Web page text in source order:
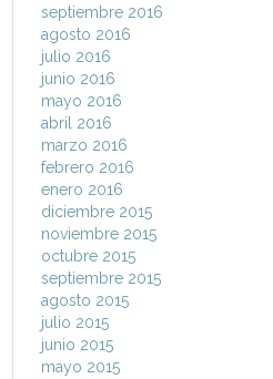
septiembre 2016
agosto 2016
julio 2016
junio 2016
mayo 2016
abril 2016
marzo 2016
febrero 2016
enero 2016
diciembre 2015
noviembre 2015
octubre 2015
septiembre 2015
agosto 2015
julio 2015
junio 2015
mayo 2015